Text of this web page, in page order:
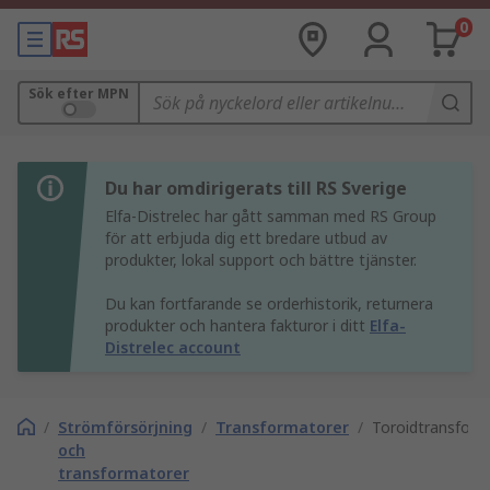
0
Sök efter MPN
Du har omdirigerats till RS Sverige
Elfa-Distrelec har gått samman med RS Group
för att erbjuda dig ett bredare utbud av
produkter, lokal support och bättre tjänster.
Du kan fortfarande se orderhistorik, returnera
produkter och hantera fakturor i ditt Elfa-
Distrelec account
/ Strömförsörjning
och
transformatorer
/ Transformatorer /